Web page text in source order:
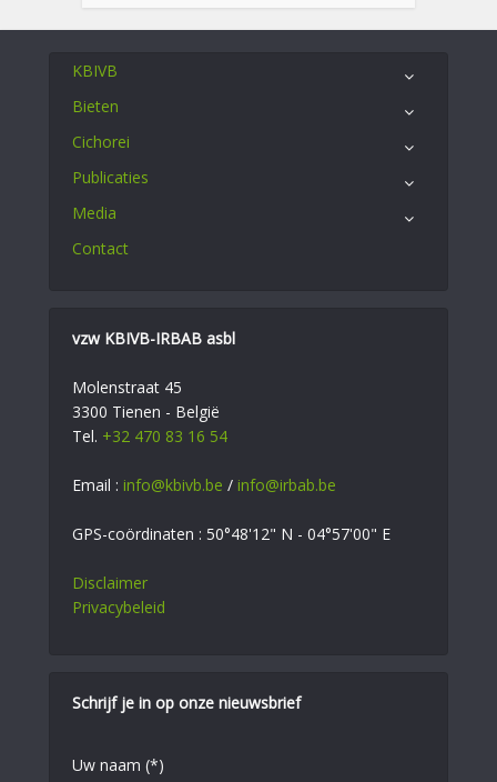
KBIVB
Bieten
Cichorei
Publicaties
Media
Contact
vzw KBIVB-IRBAB asbl
Molenstraat 45
3300 Tienen - België
Tel. +32 470 83 16 54
Email : info@kbivb.be / info@irbab.be
GPS-coördinaten : 50°48'12" N - 04°57'00" E
Disclaimer
Privacybeleid
Schrijf je in op onze nieuwsbrief
Uw naam (*)